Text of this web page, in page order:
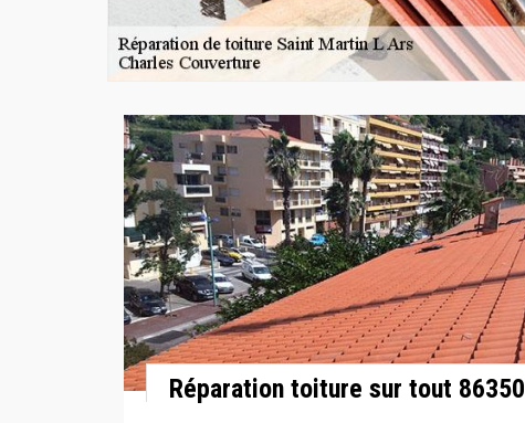
Réparation toiture sur tout 86350